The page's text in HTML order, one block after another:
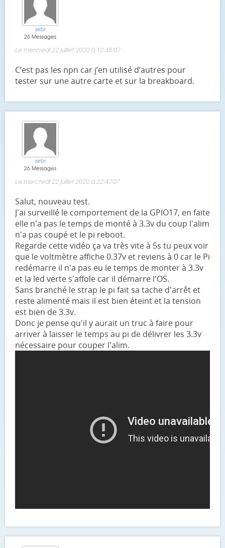
sebr
26 Messages
Le mercredi 22 juillet 2020 à 12:38:07
C’est pas les npn car j’en utilisé d’autres pour
tester sur une autre carte et sur la breakboard.
sebr
26 Messages
Le mercredi 22 juillet 2020 à 22:47:07
Salut, nouveau test.
J'ai surveillé le comportement de la GPIO17, en faite
elle n'a pas le temps de monté à 3.3v du coup l'alim
n'a pas coupé et le pi reboot.
Regarde cette vidéo ça va très vite à 5s tu peux voir
que le voltmètre affiche 0.37v et reviens à 0 car le Pi
redémarre il n'a pas eu le temps de monter à 3.3v
et la led verte s'affole car il démarre l'OS.
Sans branché le strap le pi fait sa tache d'arrêt et
reste alimenté mais il est bien éteint et la tension
est bien de 3.3v.
Donc je pense qu'il y aurait un truc à faire pour
arriver à laisser le temps au pi de délivrer les 3.3v
nécessaire pour couper l'alim.